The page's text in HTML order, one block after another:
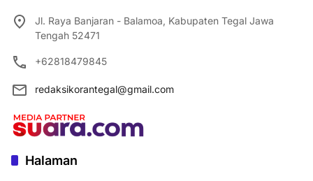
Jl. Raya Banjaran - Balamoa, Kabupaten Tegal Jawa
Tengah 52471
+62818479845
redaksikorantegal@gmail.com
Halaman